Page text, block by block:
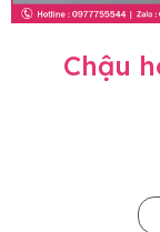
Chậu